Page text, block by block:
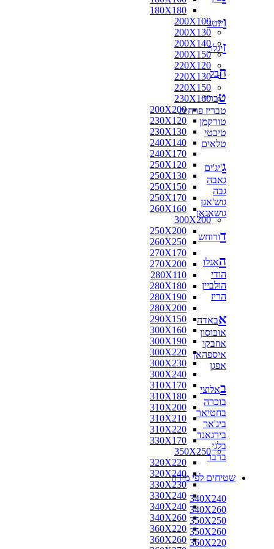
180X180
200X100
200X130
200X140
200X150
220X120
220X130
220X150
230X160
200X200
230X120
230X130
240X140
240X170
250X120
250X130
250X150
250X170
260X160
300X200
250X200
260X250
270X170
270X200
280X110
280X180
280X190
280X200
290X150
300X160
300X190
300X220
300X230
300X240
310X170
310X180
310X200
310X210
310X220
330X170
350X250
320X220
320X240
330X230
330X240
340X240
340X260
360X220
360X260
וינטג'
זיגלר
חבל
טבריז
טבריז פרחים
טורקמן
טיבטי
טלאים
ג'יג'ים
גאבה
גבה
גוש'אגן
גושאגאן
דורוחש
האגלו
הודי
הולביין
הריז
אבאדה
אובוסון
אוזבקי
איספהאן
אפגן
באלוצי
בוכרה
בחטיאר
ביג'אר
בירגאנד
בלגי
ברבר
שטיחים לפי מידה
340X240
340X260
350X250
350X260
360X220